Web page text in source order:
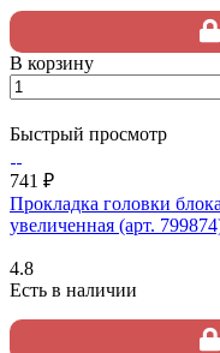
В корзину
Быстрый просмотр
741 ₽
Прокладка головки
увеличенная (арт.
4.8
Есть в наличии